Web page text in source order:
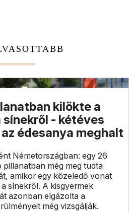
kilökte a
sínekről - kétéves
édesanya meghalt
Németországban: egy 26
még meg tudta
amikor egy közeledő vonat
sínekről. A kisgyermek
azonban elgázolta a
még vizsgálják.